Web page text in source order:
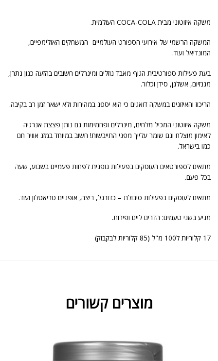
משקה איזוטוני מבית COCA-COLA העולמית.
המשקה הרשמי של אירועי הספורט העולמיים- המשחקים האולימפיים,
המונדיאל ועוד.
בעת פעילות ספורטיבית הגוף מאבד נוזלים ומינרלים חשובים בהזעה כגון נתרן,
מגנזיום, אשלגן, סידן וכלור.
הריכוז והאיזונים במשקה דואגים כי הוא יספג במהירות ולא ישאר זמן רב בקיבה.
משקה איזוטוני המכיל מלחים, מינרלים ופחמימות גם נותן פצצת אנרגיה
לאימון מוצלח וגם שומר עלייך מפני התייבשות! חשוב במיוחד במזג אוויר חם
כמו בישראל.
מתאים לספורטאים העוסקים בפעילות גופנית לפחות פעמיים בשבוע, שעה
בכל פעם.
מתאים לעוסקים בפעילות סיבולת – כדורגל, ריצה, אופניים טריאטלון ועוד.
מגיע בשני טעמים: הדרים ליים ופירות.
17 קלוריות ל100 מ"ל (85 קלוריות לבקבוק)
מוצרים קשורים